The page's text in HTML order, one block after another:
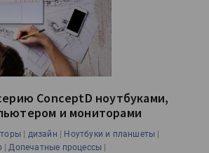
ConceptD ноутбуками,
и мониторами
| дизайн | Ноутбуки и планшеты |
| Допечатные процессы |